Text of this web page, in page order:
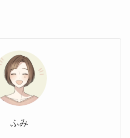
ふみ